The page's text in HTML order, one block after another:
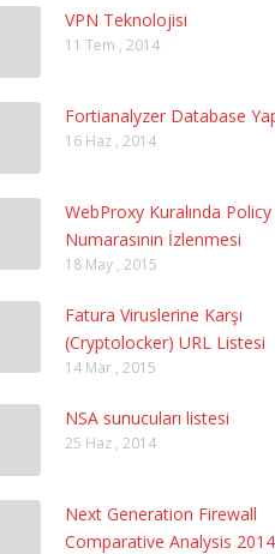
VPN Teknolojisi
11 Tem , 2014
Fortianalyzer Database
16 Haz , 2014
WebProxy Kuralında
Numarasının İzlenmesi
18 May , 2015
Fatura Viruslerine Karşı
(Cryptolocker) URL Listesi
14 Mar , 2015
NSA sunucuları listesi
25 Haz , 2014
Next Generation Firewall
Comparative Analysis 2014